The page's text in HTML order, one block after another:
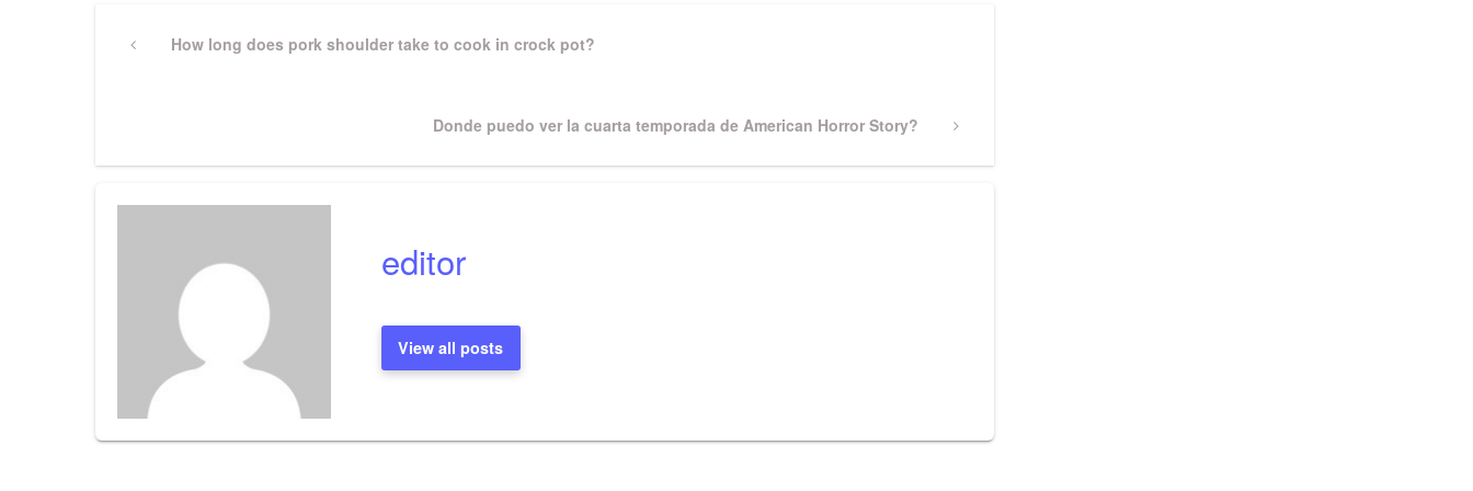
Post
PreviousHow long does pork shoulder take to cook in crock pot?
Next
Donde puedo ver la cuarta temporada de American Horror Story?
editor
View all posts